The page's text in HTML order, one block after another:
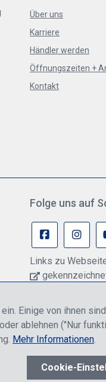
Über uns
Karriere
Händler werden
Öffnungszeiten +
Kontakt
Folge uns auf
Links zu
Anbieter
Informationen
die je nach Login,
Einige von ihnen
ablehnen ("Nur
Mehr Informationen.
Cookie-